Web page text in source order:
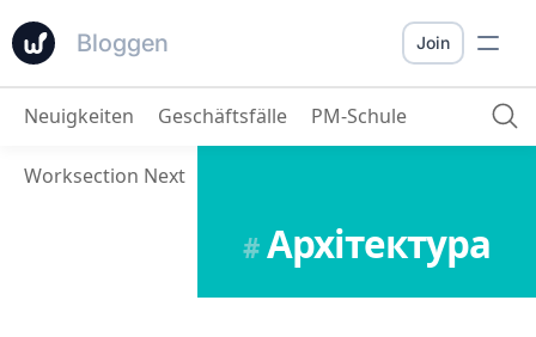
Bloggen Join
Neuigkeiten Geschäftsfälle PM-Schule
Worksection Next
#Архітектура